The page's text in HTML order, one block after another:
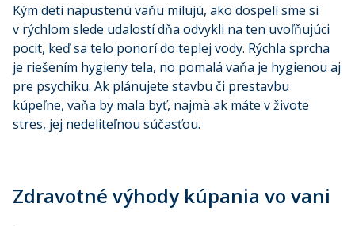
Kým deti napustenú vaňu milujú, ako dospelí sme si
v rýchlom slede udalostí dňa odvykli na ten uvoľňujúci
pocit, keď sa telo ponorí do teplej vody. Rýchla sprcha
je riešením hygieny tela, no pomalá vaňa je hygienou aj
pre psychiku. Ak plánujete stavbu či prestavbu
kúpeľne, vaňa by mala byť, najmä ak máte v živote
stres, jej nedeliteľnou súčasťou.
Zdravotné výhody kúpania vo vani